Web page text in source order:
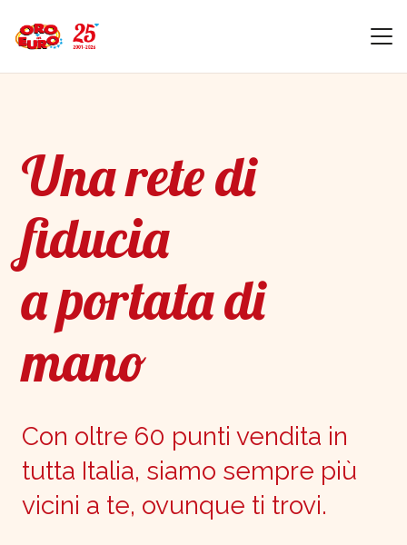
Una rete di
fiducia
a portata di
mano
Con oltre 60 punti vendita in
tutta Italia, siamo sempre più
vicini a te, ovunque ti trovi.